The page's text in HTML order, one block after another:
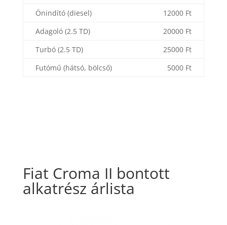
Önindító (diesel)
12000 Ft
Adagoló (2.5 TD)
20000 Ft
Turbó (2.5 TD)
25000 Ft
Futómű (hátsó, bölcső)
5000 Ft
Fiat Croma II bontott
alkatrész árlista